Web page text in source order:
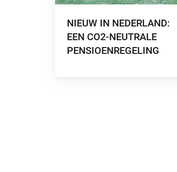
NIEUW IN NEDERLAND:
EEN CO2-NEUTRALE
PENSIOENREGELING